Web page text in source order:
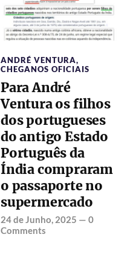
ANDRÉ VENTURA,
CHEGANOS OFICIAIS
Para André
Ventura os filhos
dos portugueses
do antigo Estado
Português da
Índia compraram
o passaporte no
supermercado
24 de Junho, 2025 —0
Comments